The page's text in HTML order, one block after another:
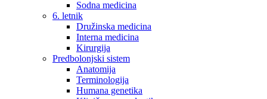
Sodna medicina
6. letnik
Družinska medicina
Interna medicina
Kirurgija
Predbolonjski sistem
Anatomija
Terminologija
Humana genetika